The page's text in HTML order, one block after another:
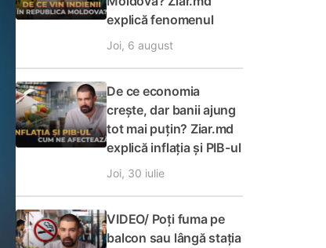
explică fenomenul
Joi, 6 august
De ce economia
crește, dar banii ajung
tot mai puțin? Ziar.md
explică inflația și PIB-ul
Joi, 30 iulie
VIDEO/ Poți fuma pe
balcon sau lângă stația